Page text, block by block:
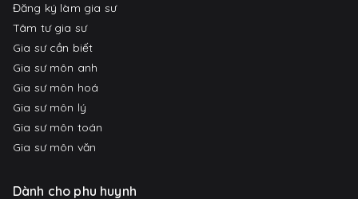
Đăng ký làm gia sư
Tâm tư gia sư
Gia sư cần biết
Gia sư môn anh
Gia sư môn hoá
Gia sư môn lý
Gia sư môn toán
Gia sư môn văn
Dành cho phu huynh